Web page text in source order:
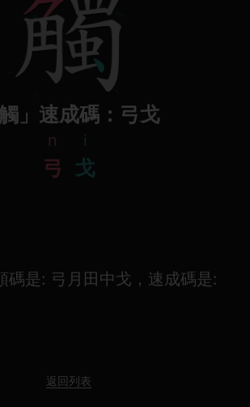
觸」速成碼：弓戈
n
弓
i
戈
碼是: 弓月田中戈，速成碼是:
返回列表